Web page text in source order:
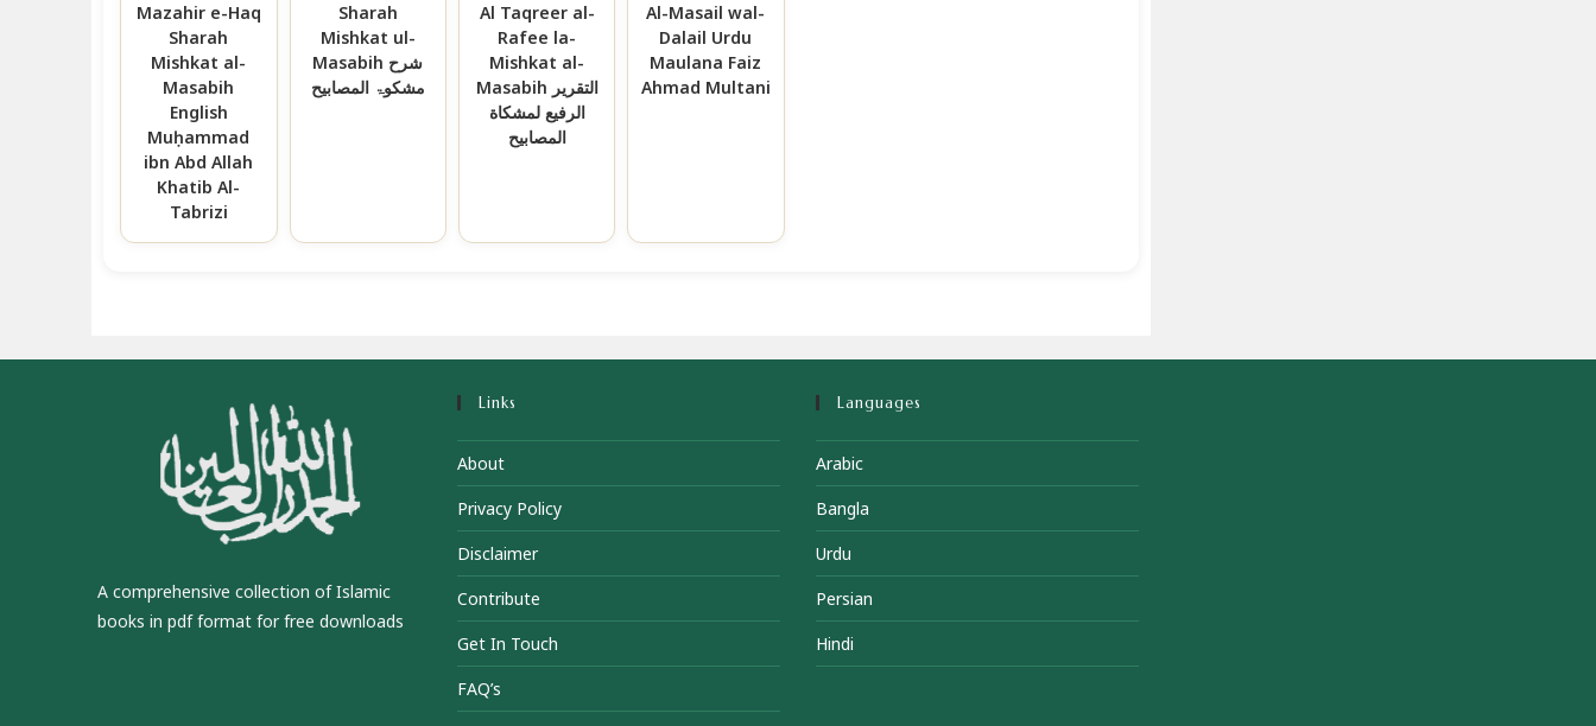
Mazahir e-Haq
Sharah
Mishkat al-
Masabih
English
Muḥammad
ibn Abd Allah
Khatib Al-
Tabrizi
Sharah
Mishkat ul-
Masabih شرح
مشکوۃ المصابیح
Al Taqreer al-
Rafee la-
Mishkat al-
Masabih التقرير
الرفيع لمشكاة
المصابيح
Al-Masail wal-
Dalail Urdu
Maulana Faiz
Ahmad Multani
A comprehensive collection of Islamic
books in pdf format for free downloads
Links
About
Privacy Policy
Disclaimer
Contribute
Get In Touch
FAQ’s
Languages
Arabic
Bangla
Urdu
Persian
Hindi